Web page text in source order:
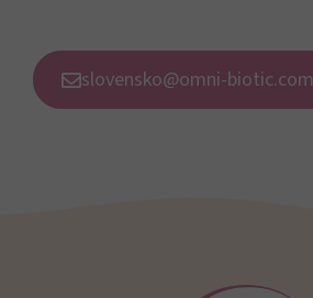
slovensko@omni-biotic.com